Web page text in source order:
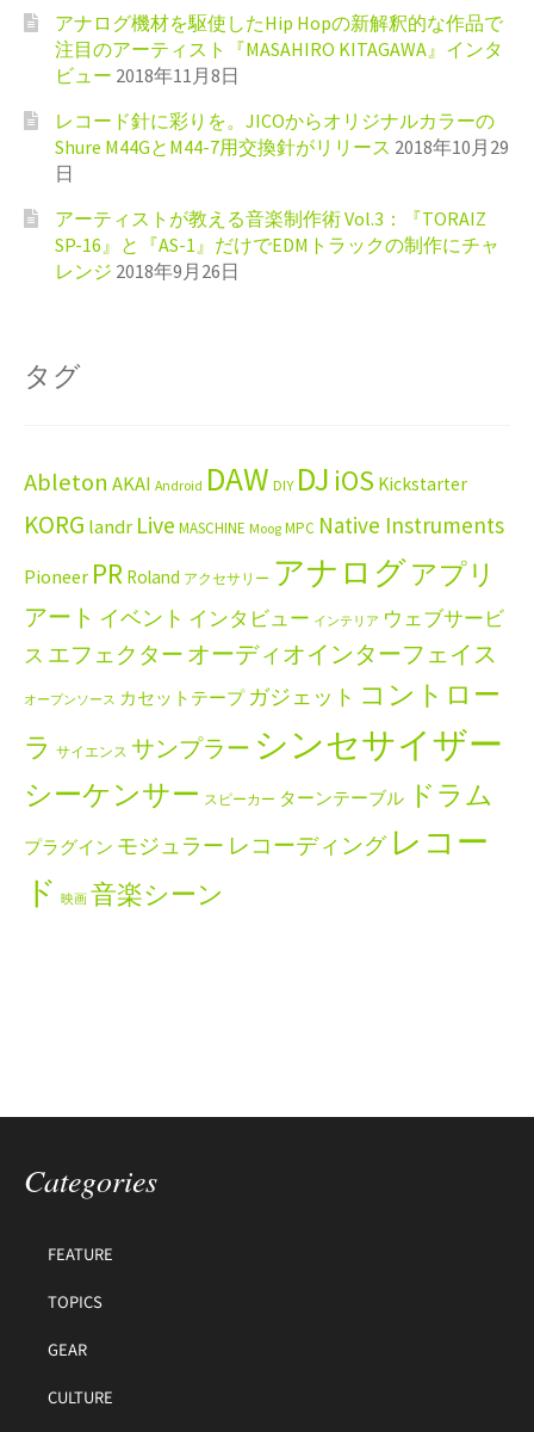
アナログ機材を駆使したHip Hopの新解釈的な作品で
注目のアーティスト『MASAHIRO KITAGAWA』インタ
ビュー 2018年11月8日
レコード針に彩りを。JICOからオリジナルカラーの
Shure M44GとM44-7用交換針がリリース 2018年10月29
日
アーティストが教える音楽制作術 Vol.3：『TORAIZ
SP-16』と『AS-1』だけでEDMトラックの制作にチャ
レンジ 2018年9月26日
タグ
Ableton AKAI Android DAW DIY DJ iOS Kickstarter
KORG landr Live MASCHINE Moog MPC Native Instruments
Pioneer PR Roland アクセサリー アナログアプリ
アート イベント インタビュー インテリア ウェブサービ
ス エフェクター オーディオインターフェイス
オープンソース カセットテープ ガジェット コントロー
ラ サイエンス サンプラー シンセサイザー
シーケンサー スピーカー ターンテーブル ドラム
プラグイン モジュラー レコーディング レコー
ド 映画 音楽シーン
Categories
FEATURE
TOPICS
GEAR
CULTURE